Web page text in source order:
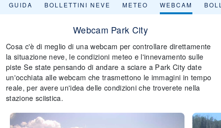
GUIDA BOLLETTINI NEVE METEO WEBCAM
Webcam Park City
Cosa c'è di meglio di una webcam per controllare direttamente
la situazione neve, le condizioni meteo e l'innevamento sulle
piste Se state pensando di andare a sciare a Park City date
un'occhiata alle webcam che trasmettono le immagini in tempo
reale, per avere un'idea delle condizioni che troverete nella
stazione sciistica.